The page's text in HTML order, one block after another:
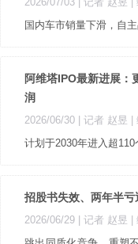
国内车市销量下滑，自
阿维塔IPO最新进展：
润
2026/06/30 | 记者 赵昱
计划于2030年进入超110
招股书失效、两年半
2026/06/29 | 记者 赵昱